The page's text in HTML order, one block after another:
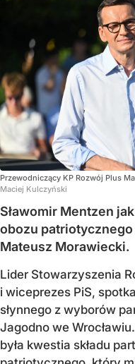
Przewodniczący KP Rozwój Plus
Maciej Kulczyński
Sławomir Mentzen
obozu patriotycznego
Mateusz Morawiecki.
Lider Stowarzyszenia
i wiceprezes PiS,
słynnego z wyborów
Jagodno we
była kwestia składu